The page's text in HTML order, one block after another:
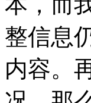
整信息
内容。